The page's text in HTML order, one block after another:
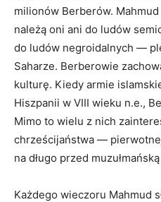
milionów Berberów.
należą oni ani do ludów
do ludów negroidalnych —
Saharze. Berberowie
kulturę. Kiedy armie
Hiszpanii w VIII wieku n.e.,
Mimo to wielu z nich
chrześcijaństwa —
na długo przed
Każdego wieczoru Mahmud